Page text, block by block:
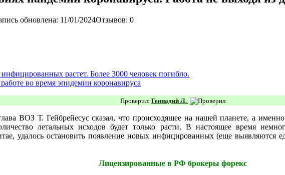
обновлена: 11/01/2024Отзывов: 0
растет. Более 3000 человек погибло.
во время эпидемии коронавируса
Проверил: Геннадий Л.
ВОЗ Т. Гейбрейесуссказал, что происходящее на нашей планете, а
летальных исходов будет только расти. В настоящее время
удалось остановить появление новых инфицированных (еще выявляются
Лицензированные в РФ брокеры форекс